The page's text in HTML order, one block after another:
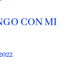
CON MI